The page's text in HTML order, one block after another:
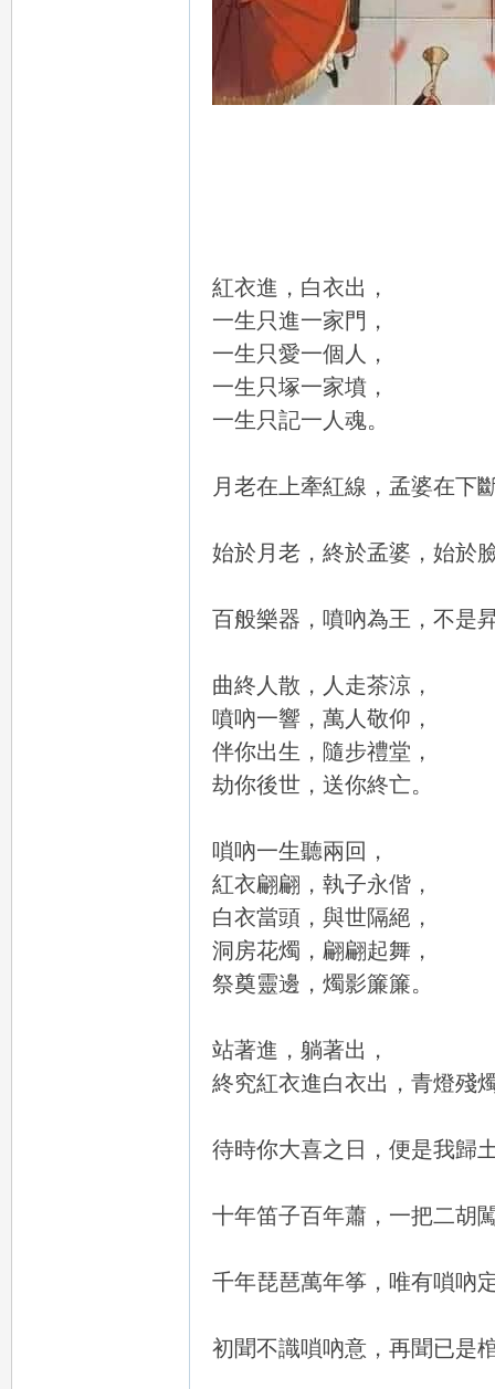
紅衣進，白衣出，
一生只進一家門，
一生只愛一個人，
一生只塚一家墳，
一生只記一人魂。
月老在上牽紅線，孟婆在下
始於月老，終於孟婆，始於
百般樂器，噴吶為王，不是
曲終人散，人走茶涼，
噴吶一響，萬人敬仰，
伴你出生，隨步禮堂，
劫你後世，送你終亡。
嗩吶一生聽兩回，
紅衣翩翩，執子永偕，
白衣當頭，與世隔絕，
洞房花燭，翩翩起舞，
祭奠靈邊，燭影簾簾。
站著進，躺著出，
終究紅衣進白衣出，青燈殘
待時你大喜之日，便是我歸
十年笛子百年蕭，一把二胡
千年琵琶萬年筝，唯有嗩吶
初聞不識嗩吶意，再聞已是